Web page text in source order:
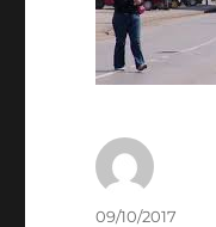
Author
Posted
09/10/2017